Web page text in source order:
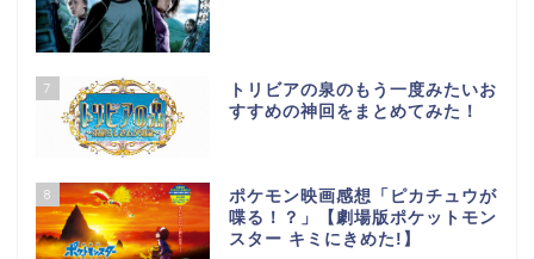
7
トリビアの泉のもう一度みたいお
すすめの神回をまとめてみた！
8
ポケモン映画感想「ピカチュウが
喋る！？」【劇場版ポケットモン
スター キミにきめた!】